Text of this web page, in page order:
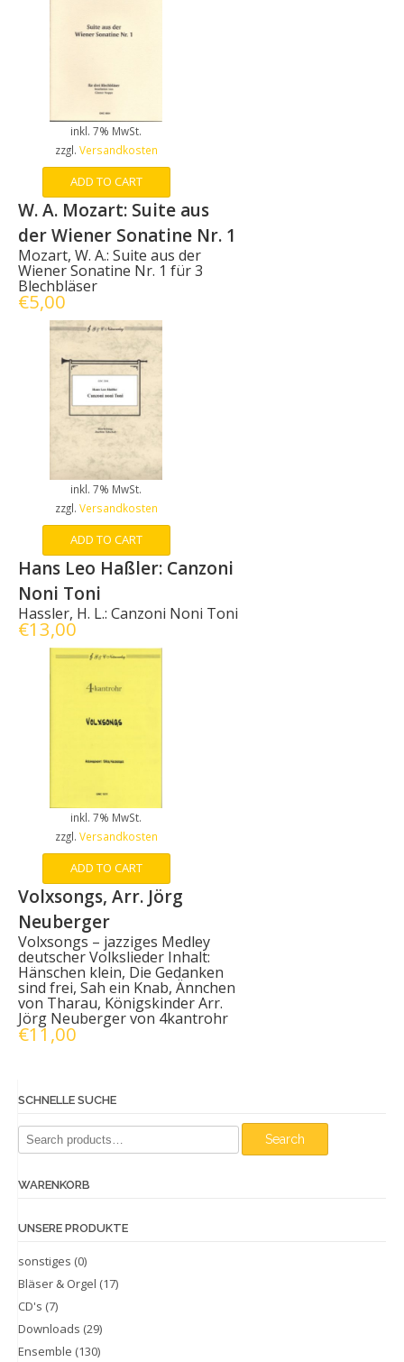
inkl. 7% MwSt.
zzgl. Versandkosten
ADD TO CART
W. A. Mozart: Suite aus
der Wiener Sonatine Nr. 1
Mozart, W. A.: Suite aus der
Wiener Sonatine Nr. 1 für 3
Blechbläser
€5,00
inkl. 7% MwSt.
zzgl. Versandkosten
ADD TO CART
Hans Leo Haßler: Canzoni
Noni Toni
Hassler, H. L.: Canzoni Noni Toni
€13,00
inkl. 7% MwSt.
zzgl. Versandkosten
ADD TO CART
Volxsongs, Arr. Jörg
Neuberger
Volxsongs – jazziges Medley
deutscher Volkslieder Inhalt:
Hänschen klein, Die Gedanken
sind frei, Sah ein Knab, Ännchen
von Tharau, Königskinder Arr.
Jörg Neuberger von 4kantrohr
€11,00
SCHNELLE SUCHE
Search
for:
Search
WARENKORB
UNSERE PRODUKTE
sonstiges (0)
Bläser & Orgel (17)
CD's (7)
Downloads (29)
Ensemble (130)